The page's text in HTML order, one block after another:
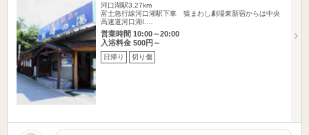
河口湖駅3.27km
富士急行線河口湖駅下車 猿まわし劇場東新宿からは中央
高速道河口湖I.…
営業時間 10:00～20:00
入浴料金 500円～
日帰り 切り傷